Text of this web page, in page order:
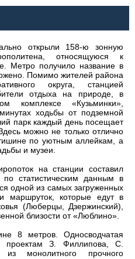
открыли 158-ю зонную
относящуюся к
Метро получило название в
Помимо жителей района
округа, станцией
отдыха на природе, в
комплексе «Кузьминки»,
ходьбы от подземной
парк каждый день посещает
можно не только отлично
по уютным аллейкам, а
и музеи.
на станции составил
статистическим данным в
одной из самых загруженных
маршруток, которые едут в
(Люберцы, Дзержинский),
близости от «Люблино».
8 метров. Односводчатая
проектам З. Филлипова, С.
монолитного прочного